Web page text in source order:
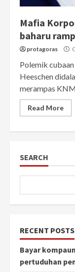
Mafia
baharu
protagoras
Polemik
Heeschen
merampas
Read More
SEARCH
RECENT POSTS
Bayar
pertuduhan